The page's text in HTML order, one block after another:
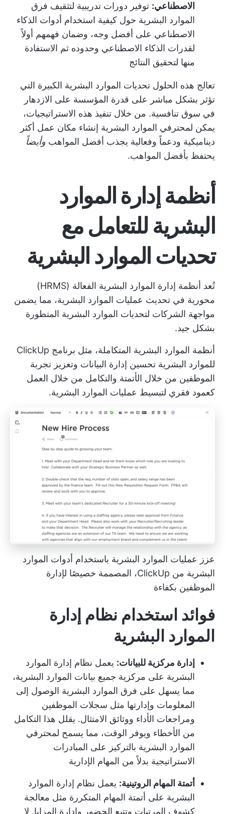
الاصطناعي: توفير دورات تدريبية لتثقيف فرق
الموارد البشرية حول كيفية استخدام أدوات الذكاء
الاصطناعي على أفضل وجه، وضمان فهمهم أولاً
لقدرات الذكاء الاصطناعي وحدوده ثم الاستفادة
منها لتحقيق النتائج
تعالج هذه الحلول تحديات الموارد البشرية الكبيرة التي
تؤثر بشكل مباشر على قدرة المؤسسة على الازدهار
في سوق تنافسية. من خلال تنفيذ هذه الاستراتيجيات،
يمكن لمحترفي الموارد البشرية إنشاء مكان عمل أكثر
ديناميكية ودعماً وفعالية يجذب أفضل المواهب وأيضاً
يحتفظ بأفضل المواهب.
أنظمة إدارة الموارد
البشرية للتعامل مع
تحديات الموارد البشرية
تُعد أنظمة إدارة الموارد البشرية الفعالة (HRMS)
محورية في تحديث عمليات الموارد البشرية، مما يضمن
مواجهة الشركات لتحديات الموارد البشرية المتطورة
بشكل جيد.
أنظمة الموارد البشرية المتكاملة، مثل
برنامج ClickUp
للموارد البشرية تحسين إدارة البيانات وتعزيز تجربة
الموظفين من خلال الأتمتة والتكامل من خلال العمل
كعمود فقري لتبسيط عمليات الموارد البشرية.
عزز عمليات الموارد البشرية باستخدام أدوات الموارد
البشرية من ClickUp، المصممة خصيصًا لإدارة
الموظفين بكفاءة
فوائد استخدام نظام إدارة
الموارد البشرية
إدارة مركزية للبيانات: يعمل نظام إدارة الموارد
البشرية على مركزية جميع بيانات الموارد البشرية،
مما يسهل على فرق الموارد البشرية الوصول إلى
المعلومات وإدارتها مثل سجلات الموظفين
ومراجعات الأداء ووثائق الامتثال. يقلل هذا التكامل
من الأخطاء ويوفر الوقت، مما يسمح لمحترفي
الموارد البشرية بالتركيز على المبادرات
الاستراتيجية بدلاً من المهام الإدارية
أتمتة المهام الروتينية: يعمل نظام إدارة الموارد
البشرية على أتمتة المهام المتكررة مثل معالجة
كشوف المرتبات وتتبع الحضور وإدارة المزايا. لا